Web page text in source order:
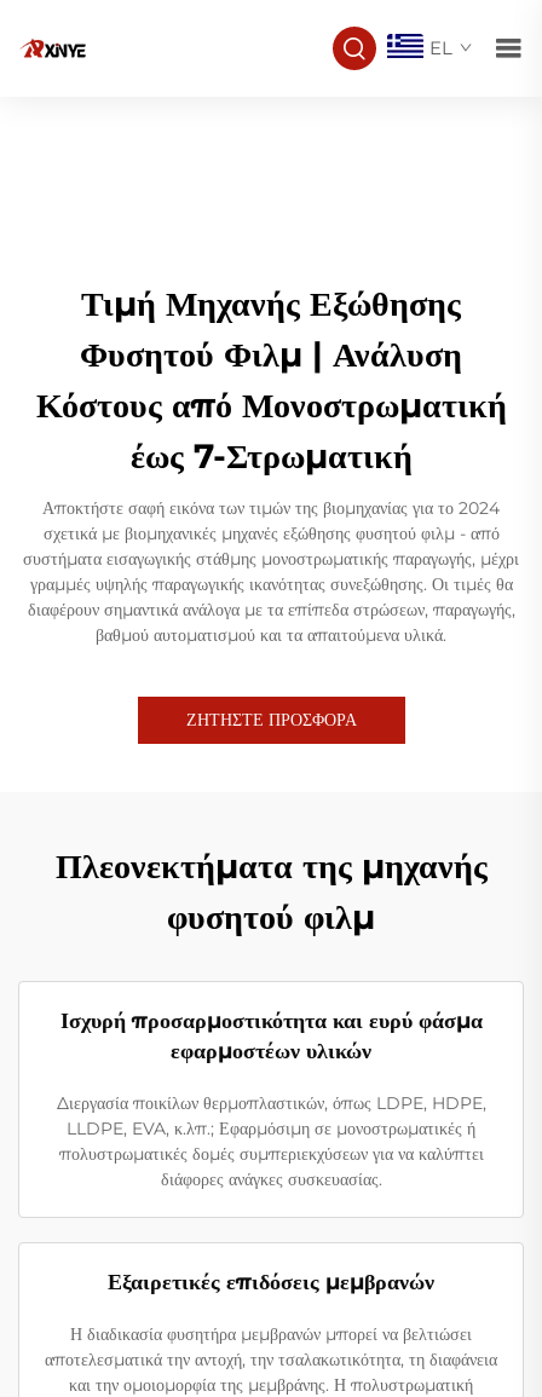
EL
Τιμή Μηχανής Εξώθησης
Φυσητού Φιλμ | Ανάλυση
Κόστους από Μονοστρωματική
έως 7-Στρωματική
Αποκτήστε σαφή εικόνα των τιμών της βιομηχανίας για το 2024
σχετικά με βιομηχανικές μηχανές εξώθησης φυσητού φιλμ - από
συστήματα εισαγωγικής στάθμης μονοστρωματικής παραγωγής, μέχρι
γραμμές υψηλής παραγωγικής ικανότητας συνεξώθησης. Οι τιμές θα
διαφέρουν σημαντικά ανάλογα με τα επίπεδα στρώσεων, παραγωγής,
βαθμού αυτοματισμού και τα απαιτούμενα υλικά.
ΖΗΤΗΣΤΕ ΠΡΟΣΦΟΡΑ
Πλεονεκτήματα της μηχανής
φυσητού φιλμ
Ισχυρή προσαρμοστικότητα και ευρύ φάσμα
εφαρμοστέων υλικών
Διεργασία ποικίλων θερμοπλαστικών, όπως LDPE, HDPE,
LLDPE, EVA, κ.λπ.; Εφαρμόσιμη σε μονοστρωματικές ή
πολυστρωματικές δομές συμπεριεκχύσεων για να καλύπτει
διάφορες ανάγκες συσκευασίας.
Εξαιρετικές επιδόσεις μεμβρανών
Η διαδικασία φυσητήρα μεμβρανών μπορεί να βελτιώσει
αποτελεσματικά την αντοχή, την τσαλακωτικότητα, τη διαφάνεια
και την ομοιομορφία της μεμβράνης. Η πολυστρωματική